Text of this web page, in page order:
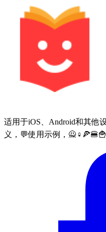
适用于iOS、Android和其他
义，💬使用示例，